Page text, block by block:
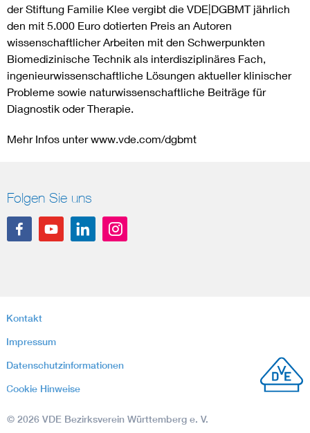
der Stiftung Familie Klee vergibt die VDE|DGBMT jährlich
den mit 5.000 Euro dotierten Preis an Autoren
wissenschaftlicher Arbeiten mit den Schwerpunkten
Biomedizinische Technik als interdisziplinäres Fach,
ingenieurwissenschaftliche Lösungen aktueller klinischer
Probleme sowie naturwissenschaftliche Beiträge für
Diagnostik oder Therapie.
Mehr Infos unter www.vde.com/dgbmt
Folgen Sie uns
Kontakt
Impressum
Datenschutzinformationen
Cookie Hinweise
© 2026 VDE Bezirksverein Württemberg e. V.